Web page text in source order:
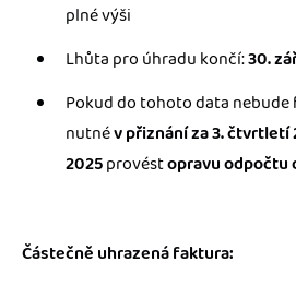
plné výši
Lhůta pro úhradu končí:30.
Pokud do tohoto data nebude
nutnév přiznání za 3. čtvrtletí
2025provéstopravu odpočtu
Částečně uhrazená faktura: